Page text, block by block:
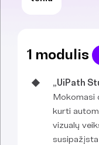
1 modulis
„UiPath
Mokomasi
kurti
vizualų